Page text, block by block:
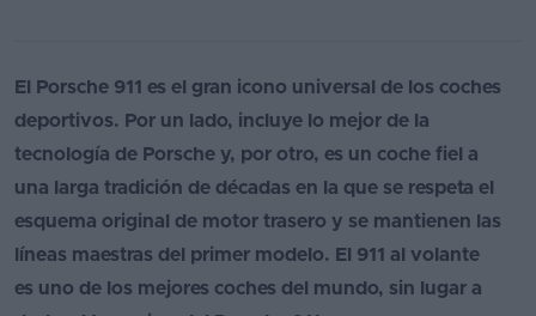
El Porsche 911 es el gran icono universal de los coches
deportivos. Por un lado, incluye lo mejor de la
tecnología de Porsche y, por otro, es un coche fiel a
una larga tradición de décadas en la que se respeta el
esquema original de motor trasero y se mantienen las
líneas maestras del primer modelo. El 911 al volante
es uno de los mejores coches del mundo, sin lugar a